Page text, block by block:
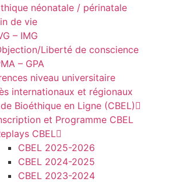
néonatale / périnatale
de vie
– IMG
Liberté de conscience
– GPA
niveau universitaire
internationaux et régionaux
Bioéthique en Ligne (CBEL)
et Programme CBEL
CBEL
CBEL 2025-2026
CBEL 2024-2025
CBEL 2023-2024